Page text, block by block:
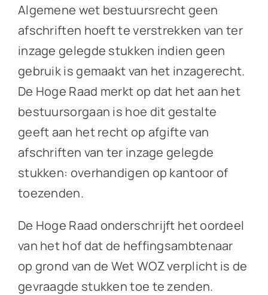
Algemene wet bestuursrecht geen
afschriften hoeft te verstrekken van ter
inzage gelegde stukken indien geen
gebruik is gemaakt van het inzagerecht.
De Hoge Raad merkt op dat het aan het
bestuursorgaan is hoe dit gestalte
geeft aan het recht op afgifte van
afschriften van ter inzage gelegde
stukken: overhandigen op kantoor of
toezenden.
De Hoge Raad onderschrijft het oordeel
van het hof dat de heffingsambtenaar
op grond van de Wet WOZ verplicht is de
gevraagde stukken toe te zenden.